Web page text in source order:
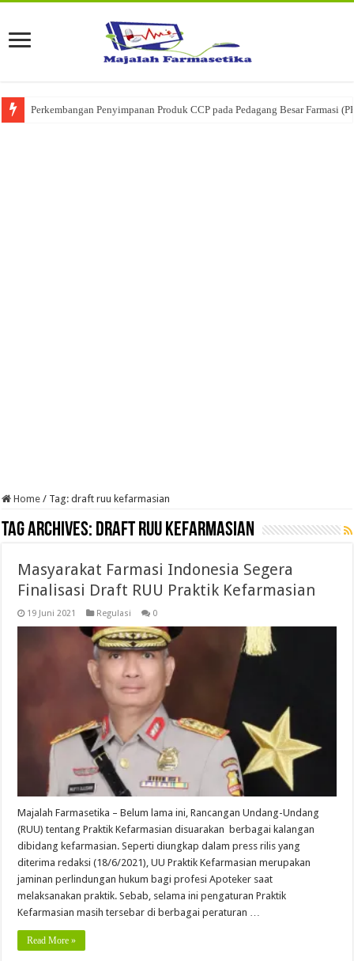
Perkembangan Penyimpanan Produk CCP pada Pedagang Besar Farmasi
Home / Tag:draft ruu kefarmasian
Tag Archives: draft ruu kefarmasian
Masyarakat Farmasi Indonesia Segera
Finalisasi Draft RUU Praktik Kefarmasian
19 Juni 2021 Regulasi 0
Majalah Farmasetika – Belum lama ini, Rancangan Undang-Undang
(RUU) tentang Praktik Kefarmasian disuarakan berbagai kalangan
dibidang kefarmasian. Seperti diungkap dalam press rilis yang
diterima redaksi (18/6/2021), UU Praktik Kefarmasian merupakan
jaminan perlindungan hukum bagi profesi Apoteker saat
melaksanakan praktik. Sebab, selama ini pengaturan Praktik
Kefarmasian masih tersebar di berbagai peraturan …
Read More »